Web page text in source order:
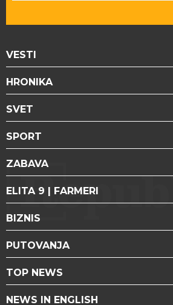
VESTI
HRONIKA
SVET
SPORT
ZABAVA
ELITA 9 | FARMERI
BIZNIS
PUTOVANJA
TOP NEWS
NEWS IN ENGLISH